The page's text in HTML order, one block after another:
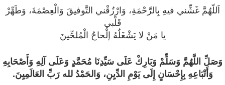
اَللّهُمَّ غَشِّني فيهِ بِالرَّحْمَةِ، وَارْزُقْني التَّوفيقَ وَالْعِصْمَةَ، وَطَهِّرْ
قَلْبي
يا مَنْ لا يَشْغَلُهُ إلْحاحُ الْمُلحِّينَ
وَصَلِّ اللَّهُمَّ وَسَلِّمْ وَبَارِكْ عَلَى سَيِّدِنَا مُحَمَّدٍ وَعَلَى آلِهِ وَأَصْحَابِهِ
وَأَتْبَاعِهِ بِإِحْسَانٍ إِلَى يَوْمِ الدِّيِنِ، وَالحَمْدُ لله رَبِّ العَالَمِيِنَ.